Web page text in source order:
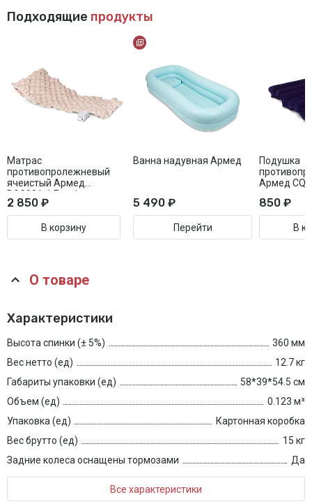
Подходящие продукты
Матрас
противопролежневый
ячеистый Армед
DGC001-1 Без функции
статик
2 850 ₽
В корзину
Ванна надувная Армед
5 490 ₽
Перейти
Подушка
Армед
850 ₽
В
О товаре
Характеристики
Высота спинки (± 5%)
360 мм
Вес нетто (ед)
12.7 кг
Габариты упаковки (ед)
58*39*54.5 см
Объем (ед)
0.123 м³
Упаковка (ед)
Картонная коробка
Вес брутто (ед)
15 кг
Задние колеса оснащены тормозами
Да
Все характеристики